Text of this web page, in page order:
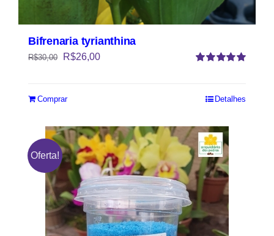
Bifrenaria tyrianthina
R$30,00 R$26,00
Comprar Detalhes
Oferta!